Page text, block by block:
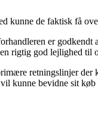
kunne de faktisk få
er
rigtig god lejlighed
retningslinjer
kunne bevidne sit